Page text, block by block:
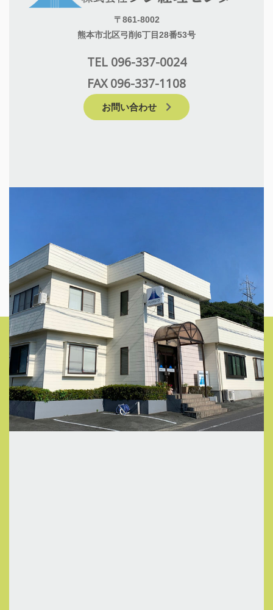
〒861-8002
熊本市北区弓削6丁目28番53号
TEL 096-337-0024
FAX 096-337-1108
お問い合わせ